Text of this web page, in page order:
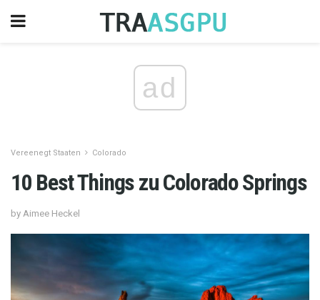
ad
Vereenegt Staaten Colorado
10 Best Things zu Colorado Springs
by Aimee Heckel